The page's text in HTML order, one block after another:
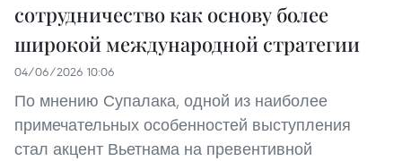
сотрудничество как основу более
широкой международной стратегии
04/06/2026 10:06
По мнению Супалака, одной из наиболее
примечательных особенностей выступления
стал акцент Вьетнама на превентивной